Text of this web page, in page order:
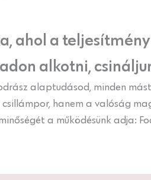
ahol a
alkotni,
alaptudásod, minden
hanem a valóság
a működésünk adja: